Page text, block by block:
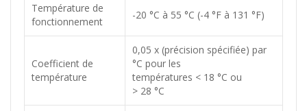
Température de
fonctionnement
-20 °C à 55 °C (-4 °F à 131 °F)
Coefficient de
température
0,05 x (précision spécifiée) par
°C pour les
températures < 18 °C ou
> 28 °C